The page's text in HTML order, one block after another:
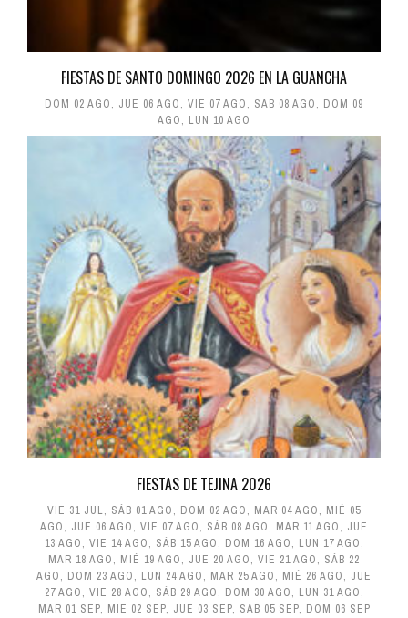
FIESTAS DE SANTO DOMINGO 2026 EN LA GUANCHA
DOM 02 AGO, JUE 06 AGO, VIE 07 AGO, SÁB 08 AGO, DOM 09
AGO, LUN 10 AGO
FIESTAS DE TEJINA 2026
VIE 31 JUL, SÁB 01 AGO, DOM 02 AGO, MAR 04 AGO, MIÉ 05
AGO, JUE 06 AGO, VIE 07 AGO, SÁB 08 AGO, MAR 11 AGO, JUE
13 AGO, VIE 14 AGO, SÁB 15 AGO, DOM 16 AGO, LUN 17 AGO,
MAR 18 AGO, MIÉ 19 AGO, JUE 20 AGO, VIE 21 AGO, SÁB 22
AGO, DOM 23 AGO, LUN 24 AGO, MAR 25 AGO, MIÉ 26 AGO, JUE
27 AGO, VIE 28 AGO, SÁB 29 AGO, DOM 30 AGO, LUN 31 AGO,
MAR 01 SEP, MIÉ 02 SEP, JUE 03 SEP, SÁB 05 SEP, DOM 06 SEP